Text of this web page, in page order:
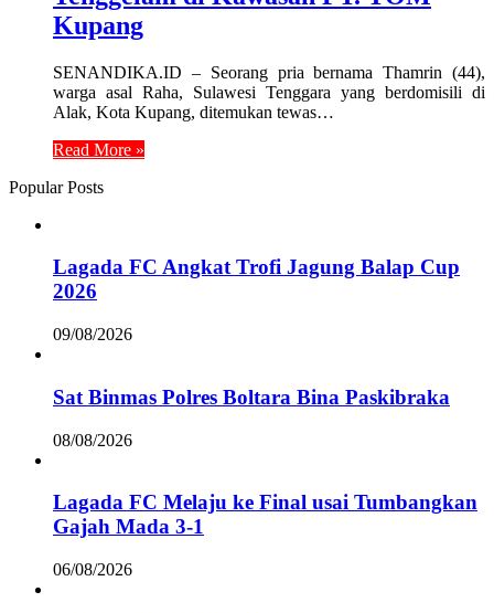
Kupang
SENANDIKA.ID – Seorang pria bernama Thamrin (44),
warga asal Raha, Sulawesi Tenggara yang berdomisili di
Alak, Kota Kupang, ditemukan tewas…
Read More »
Popular Posts
Lagada FC Angkat Trofi Jagung Balap Cup
2026
09/08/2026
Sat Binmas Polres Boltara Bina Paskibraka
08/08/2026
Lagada FC Melaju ke Final usai Tumbangkan
Gajah Mada 3-1
06/08/2026